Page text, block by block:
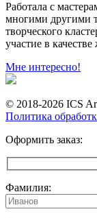
Работала с
многими другими
творческого
участие в
Мне интересно!
© 2018-2026 ICS
Политика
Оформить заказ:
Фамилия: